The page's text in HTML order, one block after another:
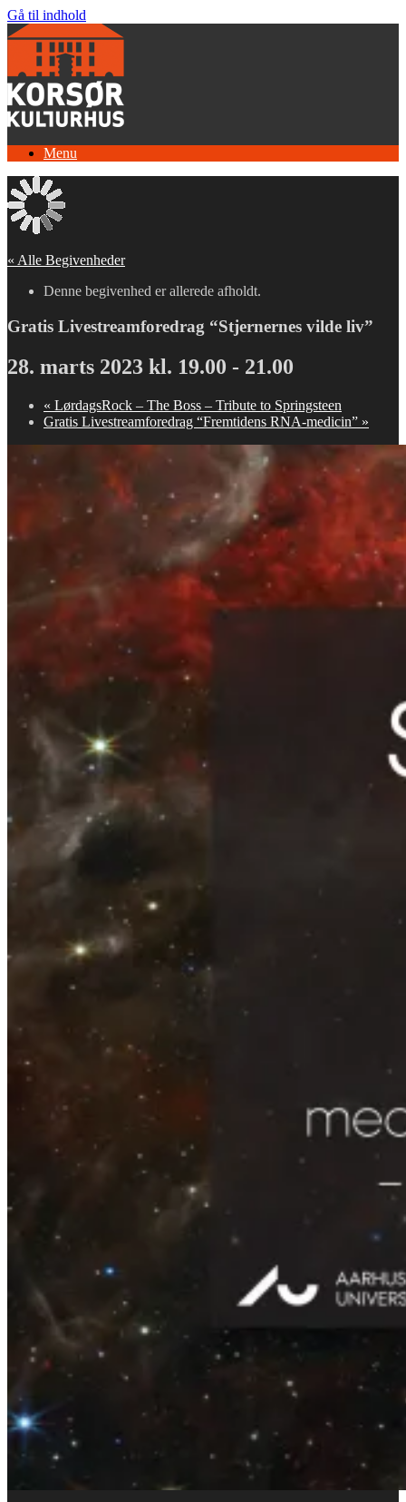
Gå til indhold
Menu
« Alle Begivenheder
Denne begivenhed er allerede afholdt.
Gratis Livestreamforedrag “Stjernernes vilde liv”
28. marts 2023 kl. 19.00 - 21.00
« LørdagsRock – The Boss – Tribute to Springsteen
Gratis Livestreamforedrag “Fremtidens RNA-medicin” »